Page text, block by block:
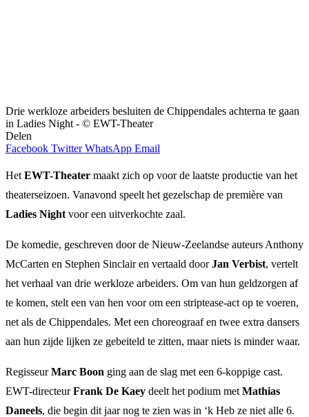
Drie werkloze arbeiders besluiten de Chippendales achterna te gaan
in Ladies Night - © EWT-Theater
Delen
Facebook Twitter WhatsApp Email
Het EWT-Theater maakt zich op voor de laatste productie van het
theaterseizoen. Vanavond speelt het gezelschap de première van
Ladies Night voor een uitverkochte zaal.
De komedie, geschreven door de Nieuw-Zeelandse auteurs Anthony
McCarten en Stephen Sinclair en vertaald doorJan Verbist, vertelt
het verhaal van drie werkloze arbeiders. Om van hun geldzorgen af
te komen, stelt een van hen voor om een striptease-act op te voeren,
net als de Chippendales. Met een choreograaf en twee extra dansers
aan hun zijde lijken ze gebeiteld te zitten, maar niets is minder waar.
RegisseurMarc Boon ging aan de slag met een 6-koppige cast.
EWT-directeurFrank De Kaey deelt het podium met Mathias
Daneels, die begin dit jaar nog te zien was in ‘k Heb ze niet alle 6.